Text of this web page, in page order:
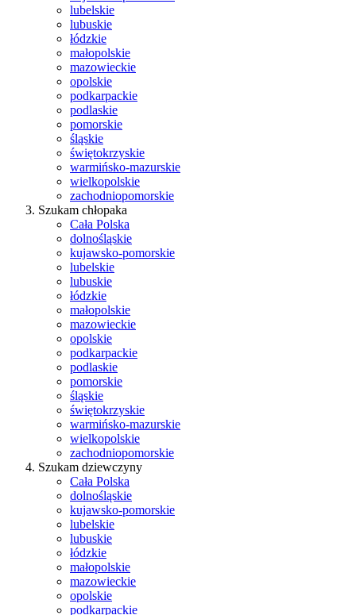
lubelskie
lubuskie
łódzkie
małopolskie
mazowieckie
opolskie
podkarpackie
podlaskie
pomorskie
śląskie
świętokrzyskie
warmińsko-mazurskie
wielkopolskie
zachodniopomorskie
Szukam chłopaka
Cała Polska
dolnośląskie
kujawsko-pomorskie
lubelskie
lubuskie
łódzkie
małopolskie
mazowieckie
opolskie
podkarpackie
podlaskie
pomorskie
śląskie
świętokrzyskie
warmińsko-mazurskie
wielkopolskie
zachodniopomorskie
Szukam dziewczyny
Cała Polska
dolnośląskie
kujawsko-pomorskie
lubelskie
lubuskie
łódzkie
małopolskie
mazowieckie
opolskie
podkarpackie